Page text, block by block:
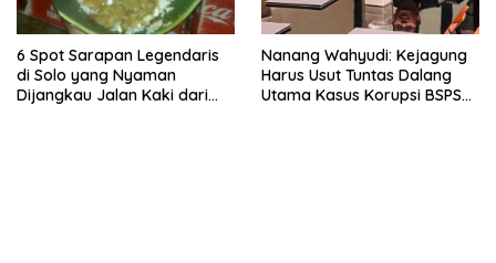
6 Spot Sarapan Legendaris
di Solo yang Nyaman
Dijangkau Jalan Kaki dari
Nanang Wahyudi: Kejagung
Harus Usut Tuntas Dalang
Utama Kasus Korupsi BSPS